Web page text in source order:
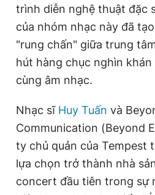
trình diễn nghệ thuật đặc
của nhóm nhạc này đã
"rung chấn" giữa trung
hút hàng chục nghìn
cùng âm nhạc.
Nhạc sĩ Huy Tuấn và
Communication (Beyond
ty chủ quản của Tempest
lựa chọn trở thành nhà
concert đầu tiên trong sự